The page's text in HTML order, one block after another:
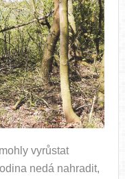
vyrůstat
nedá nahradit,